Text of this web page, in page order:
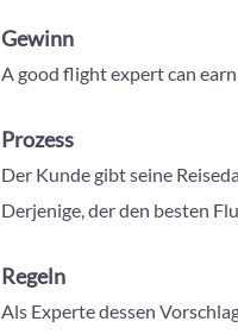
Gewinn
A good flight expert can
Prozess
Der Kunde gibt seine
Derjenige, der den besten
Regeln
Als Experte dessen